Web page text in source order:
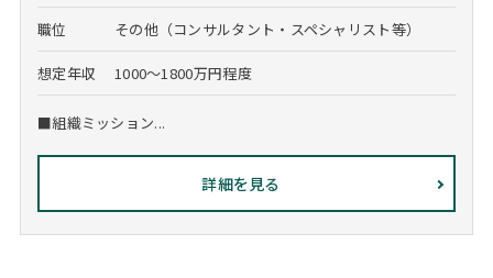
職位 その他（コンサルタント・スペシャリスト等）
想定年収 1000～1800万円程度
■組織ミッション...
詳細を見る